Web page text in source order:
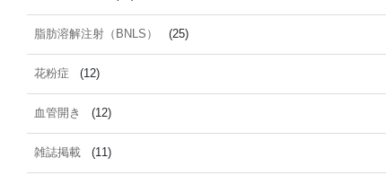
脂肪溶解注射（BNLS） (25)
花粉症 (12)
血管開き (12)
雑誌掲載 (11)